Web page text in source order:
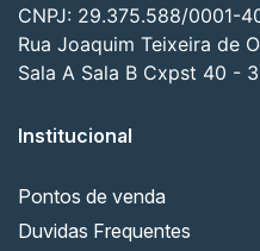
CNPJ: 29.375.588/0001-
Rua Joaquim Teixeira de
Sala A Sala B Cxpst 40 -
Institucional
Pontos de venda
Duvidas Frequentes